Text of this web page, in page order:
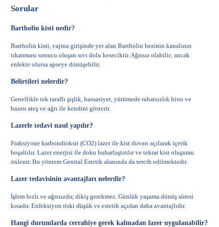
Sorular
Bartholin kisti nedir?
Bartholin kisti, vajina girişinde yer alan Bartholin bezinin kanalının
tıkanması sonucu oluşan sıvı dolu keseciktir. Ağrısız olabilir; ancak
enfekte olursa apseye dönüşebilir.
Belirtileri nelerdir?
Genellikle tek taraflı şişlik, hassasiyet, yürümede rahatsızlık hissi ve
bazen ateş ve ağrı ile kendini gösterir.
Lazerle tedavi nasıl yapılır?
Fraksiyone karbondioksit (CO2) lazer ile kist duvarı açılarak içerik
boşaltılır. Lazer enerjisi ile doku buharlaştırılır ve tekrar kist oluşumu
önlenir. Bu yöntemGenital Estetik alanında da tercih edilmektedir.
Lazer tedavisinin avantajları nelerdir?
İşlem hızlı ve ağrısızdır, dikiş gerekmez. Günlük yaşama dönüş süresi
kısadır. Enfeksiyon riski düşük ve estetik açıdan daha avantajlıdır.
Hangi durumlarda cerrahiye gerek kalmadan lazer uygulanabilir?